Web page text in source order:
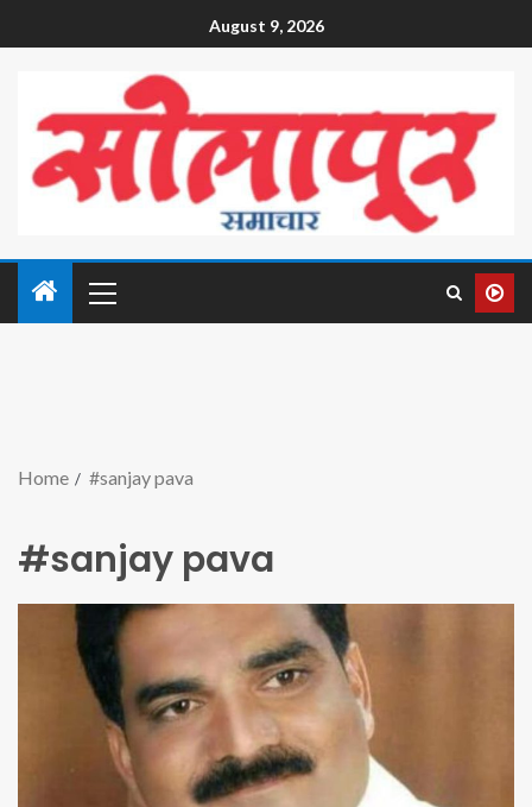
August 9, 2026
Home #sanjay pava
#sanjay pava